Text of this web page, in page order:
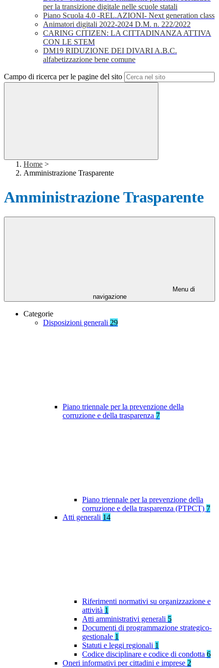
per la transizione digitale nelle scuole statali
Piano Scuola 4.0 -REL.AZIONI- Next generation class
Animatori digitali 2022-2024 D.M. n. 222/2022
CARING CITIZEN: LA CITTADINANZA ATTIVA
CON LE STEM
DM19 RIDUZIONE DEI DIVARI A.B.C.
alfabetizzazione bene comune
Campo di ricerca per le pagine del sito
Home >
Amministrazione Trasparente
Amministrazione Trasparente
Menu di
navigazione
Categorie
Disposizioni generali 29
Piano triennale per la prevenzione della
corruzione e della trasparenza 7
Piano triennale per la prevenzione della
corruzione e della trasparenza (PTPCT) 7
Atti generali 14
Riferimenti normativi su organizzazione e
attività 1
Atti amministrativi generali 5
Documenti di programmazione strategico-
gestionale 1
Statuti e leggi regionali 1
Codice disciplinare e codice di condotta 6
Oneri informativi per cittadini e imprese 2